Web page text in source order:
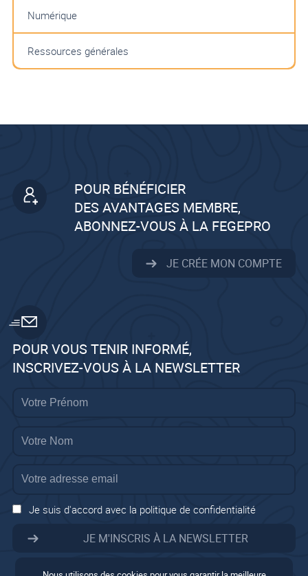
Numérique
Ressources générales
POUR BÉNÉFICIER
DES AVANTAGES MEMBRE,
ABONNEZ-VOUS À LA FEGEPRO
JE CRÉE MON COMPTE
POUR VOUS TENIR INFORMÉ,
INSCRIVEZ-VOUS À LA NEWSLETTER
Je suis d'accord avec la politique de confidentialité